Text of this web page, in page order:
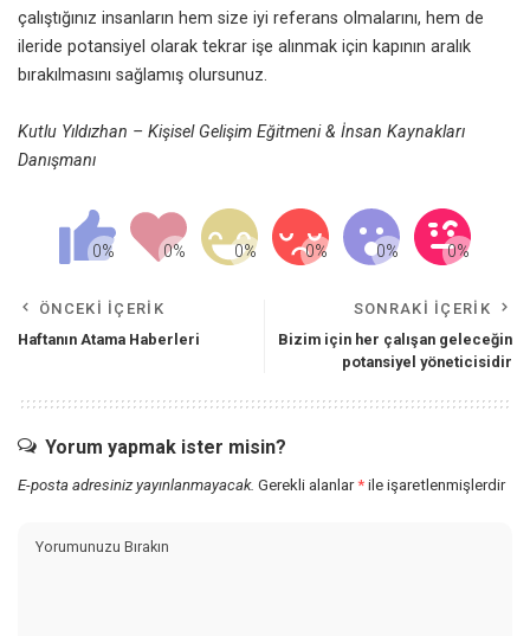
çalıştığınız insanların hem size iyi referans olmalarını, hem de
ileride potansiyel olarak tekrar işe alınmak için kapının aralık
bırakılmasını sağlamış olursunuz.
Kutlu Yıldızhan – Kişisel Gelişim Eğitmeni & İnsan Kaynakları
Danışmanı
ÖNCEKI İÇERIK
Haftanın Atama Haberleri
SONRAKI İÇERIK
Bizim için her çalışan geleceğin
potansiyel yöneticisidir
Yorum yapmak ister misin?
E-posta adresiniz yayınlanmayacak. Gerekli alanlar* ile işaretlenmişlerdir